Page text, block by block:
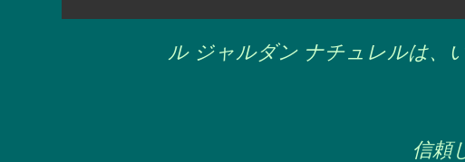
ル ジャルダン ナチュレルは、
信頼